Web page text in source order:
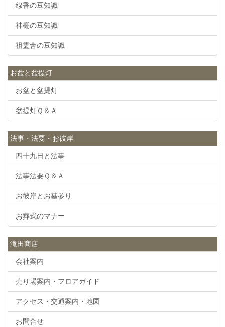
線香の豆知識
神棚の豆知識
祖霊舎の豆知識
お盆と盆提灯
お盆と盆提灯
盆提灯Ｑ＆Ａ
法事・法要・お彼岸
四十九日と法事
法事法要Ｑ＆Ａ
お彼岸とお墓参り
お葬式のマナー
滝田商店
会社案内
売り場案内・フロアガイド
アクセス・交通案内・地図
お問合せ